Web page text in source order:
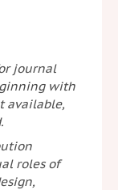
journal
with
available,
roles of